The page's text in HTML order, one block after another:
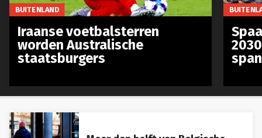
Meer dan helft van Belgische
BUITENLAND
Iraanse voetbalsterren
worden Australische
staatsburgers